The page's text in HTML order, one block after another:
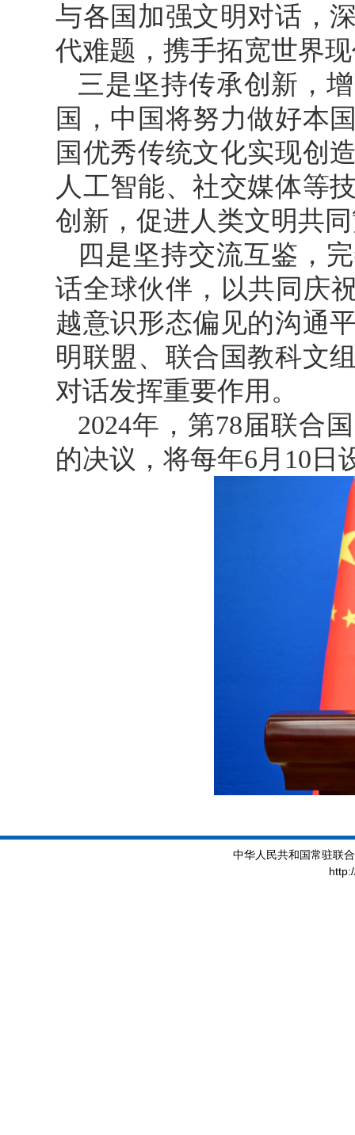
与各国加强文明对话，
代难题，携手拓宽世界
三是坚持传承创新，
国，中国将努力做好本
国优秀传统文化实现创
人工智能、社交媒体等
创新，促进人类文明共
四是坚持交流互鉴，
话全球伙伴，以共同庆
越意识形态偏见的沟通
明联盟、联合国教科文
对话发挥重要作用。
2024年，第78届联合
的决议，将每年6月10日
中华人民共和国常驻联